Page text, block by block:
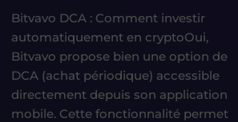
Bitvavo DCA : Comment investir
automatiquement en cryptoOui,
Bitvavo propose bien une option de
DCA (achat périodique) accessible
directement depuis son application
mobile. Cette fonctionnalité permet